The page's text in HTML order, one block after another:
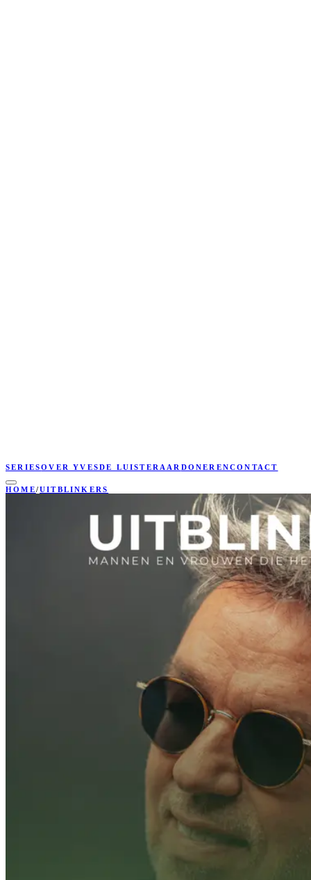
SERIESOVER YVESDE LUISTERAAR DONERENCONTACT
HOME/UITBLINKERS